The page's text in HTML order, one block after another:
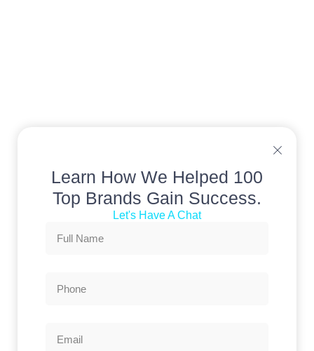
Learn How We Helped 100
Top Brands Gain Success.
Let's Have A Chat